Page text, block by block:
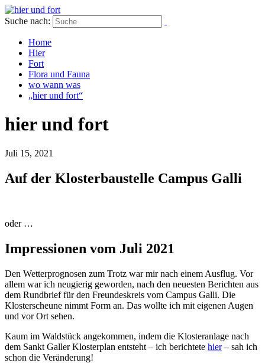
Suche nach:
Home
Hier
Fort
Flora und Fauna
wo wann was
„hier und fort“
hier und fort
Juli 15, 2021
Auf der Klosterbaustelle Campus Galli
oder …
Impressionen vom Juli 2021
Den Wetterprognosen zum Trotz war mir nach einem Ausflug. Vor
allem war ich neugierig geworden, nach den neuesten Berichten aus
dem Rundbrief für den Freundeskreis vom Campus Galli. Die
Klosterscheune nimmt Form an. Das wollte ich mit eigenen Augen
und vor Ort sehen.
Kaum im Waldstück angekommen, indem die Klosteranlage nach
dem Sankt Galler Klosterplan entsteht – ich berichtete hier– sah ich
schon die Veränderung!